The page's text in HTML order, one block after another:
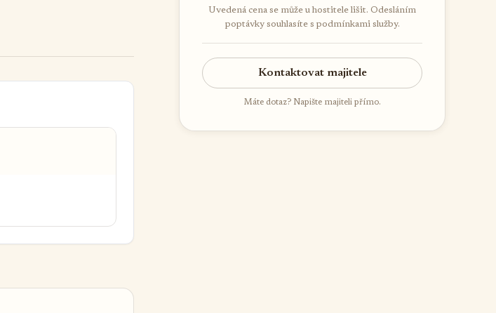
je zdarma a objekt je
a bezpečnou dovolenou.
Uvedená cena se může u hostitele lišit. Odesláním
poptávky souhlasíte s podmínkami služby.
Kontaktovat majitele
Máte dotaz? Napište majiteli přímo.